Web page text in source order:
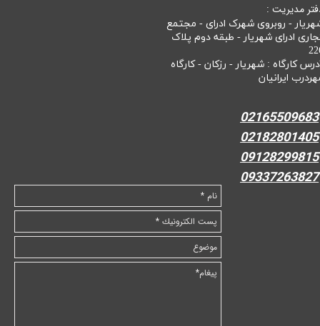
مدیریت :
- روبروی شهرک ادرای - مجتمع
ادرای شهریار - طبقه دوم پلاک
کارگاه : شهریار - رزکان - کارگاه
ایرانیان
02165509683
02182801405
09128299815
09337263827